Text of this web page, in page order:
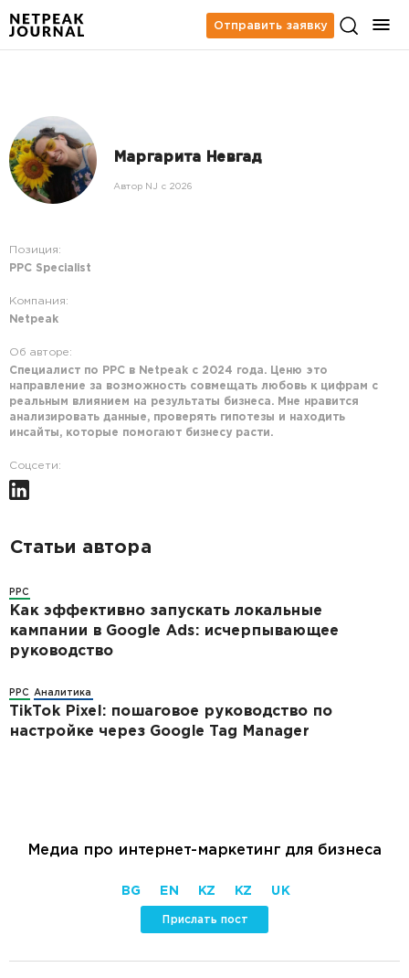
Отправить заявку
Маргарита Невгад
Автор NJ c 2026
Позиция:
PPC Specialist
Компания:
Netpeak
Об авторе:
Специалист по PPC в Netpeak с 2024 года. Ценю это
направление за возможность совмещать любовь к цифрам с
реальным влиянием на результаты бизнеса. Мне нравится
анализировать данные, проверять гипотезы и находить
инсайты, которые помогают бизнесу расти.
Соцсети:
Статьи автора
PPC
Как эффективно запускать локальные
кампании в Google Ads: исчерпывающее
руководство
PPC Аналитика
TikTok Pixel: пошаговое руководство по
настройке через Google Tag Manager
Медиа про интернет-маркетинг для бизнеса
BG EN KZ KZ UK
Прислать пост